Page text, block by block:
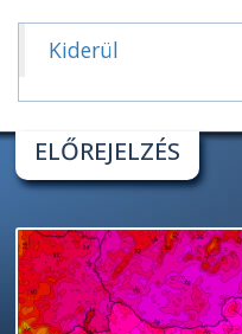
Kiderül
ELŐREJELZÉS